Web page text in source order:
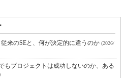
来のSEと、何が決定的に違うのか (2026/
もプロジェクトは成功しないのか、ある